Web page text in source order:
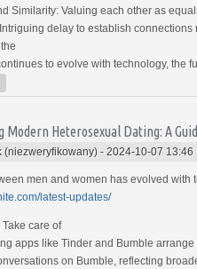
Similarity: Valuing each other as
delay to establish connections
to evolve with technology, the
Modern Heterosexual Dating: A
(niezweryfikowany) - 2024-10-07 13:46
men and women has evolved
latest-updates/
care of
apps like Tinder and Bumble
on Bumble, reflecting